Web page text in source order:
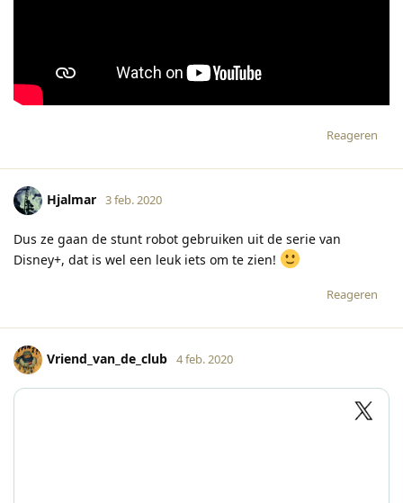
Reageren
Hjalmar 3 feb. 2020
Dus ze gaan de stunt robot gebruiken uit de serie van
Disney+, dat is wel een leuk iets om te zien!
Reageren
Vriend_van_de_club 4 feb. 2020